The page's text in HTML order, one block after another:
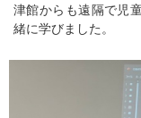
津館からも遠隔で児
緒に学びました。